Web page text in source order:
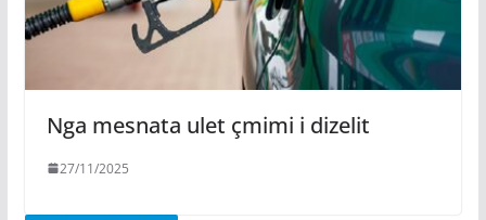
Nga mesnata ulet çmimi i dizelit
27/11/2025